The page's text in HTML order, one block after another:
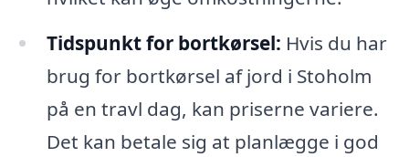
Tidspunkt for bortkørsel: Hvis du har
brug for bortkørsel af jord i Stoholm
på en travl dag, kan priserne variere.
Det kan betale sig at planlægge i god